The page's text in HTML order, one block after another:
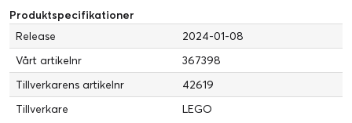
Ett set med massor av berättelser
Produktspecifikationer
Release
2024-01-08
Vårt artikelnr
367398
Tillverkarens artikelnr
42619
Tillverkare
LEGO